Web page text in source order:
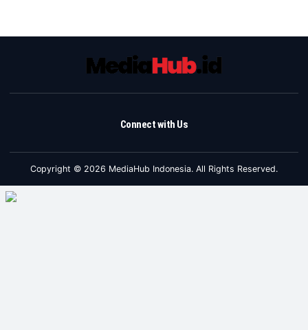
Connect with Us
Copyright © 2026 MediaHub Indonesia. All Rights Reserved.